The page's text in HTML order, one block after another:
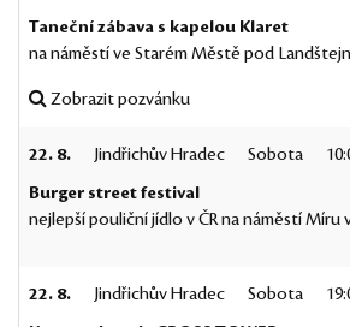
Taneční zábava s kapelou Klaret
na náměstí ve Starém Městě pod
Zobrazit pozvánku
22. 8. Jindřichův Hradec Sobota
Burger street festival
nejlepší pouliční jídlo v ČR na náměstí Míru
22. 8. Jindřichův Hradec Sobota